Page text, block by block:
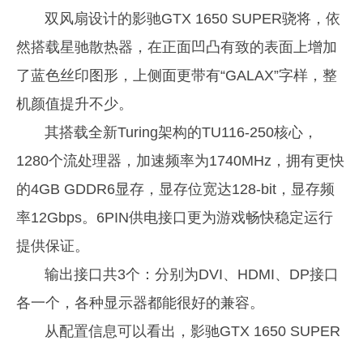
双风扇设计的影驰GTX 1650 SUPER骁将，依
然搭载星驰散热器，在正面凹凸有致的表面上增加
了蓝色丝印图形，上侧面更带有“GALAX”字样，整
机颜值提升不少。
其搭载全新Turing架构的TU116-250核心，
1280个流处理器，加速频率为1740MHz，拥有更快
的4GB GDDR6显存，显存位宽达128-bit，显存频
率12Gbps。6PIN供电接口更为游戏畅快稳定运行
提供保证。
输出接口共3个：分别为DVI、HDMI、DP接口
各一个，各种显示器都能很好的兼容。
从配置信息可以看出，影驰GTX 1650 SUPER